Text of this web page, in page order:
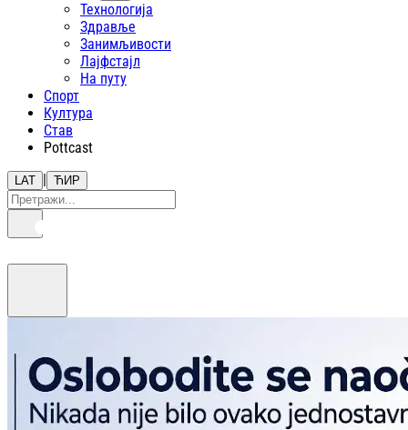
Технологија
Здравље
Занимљивости
Лајфстajл
На путу
Спорт
Култура
Став
Pottcast
LAT | ЋИР